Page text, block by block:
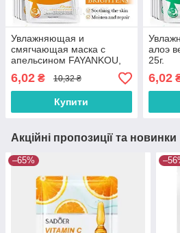
Увлажняющая и
смягчающая маска с
апельсином FAYANKOU,
25г.
6,02 ₴ 10,32 ₴
Купити
алоэ
25г.
6,02
Акційні пропозиції та новинки
–65%